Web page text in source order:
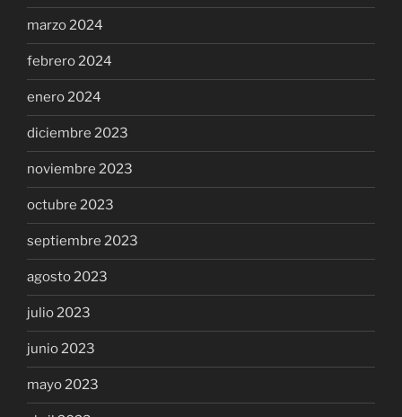
marzo 2024
febrero 2024
enero 2024
diciembre 2023
noviembre 2023
octubre 2023
septiembre 2023
agosto 2023
julio 2023
junio 2023
mayo 2023